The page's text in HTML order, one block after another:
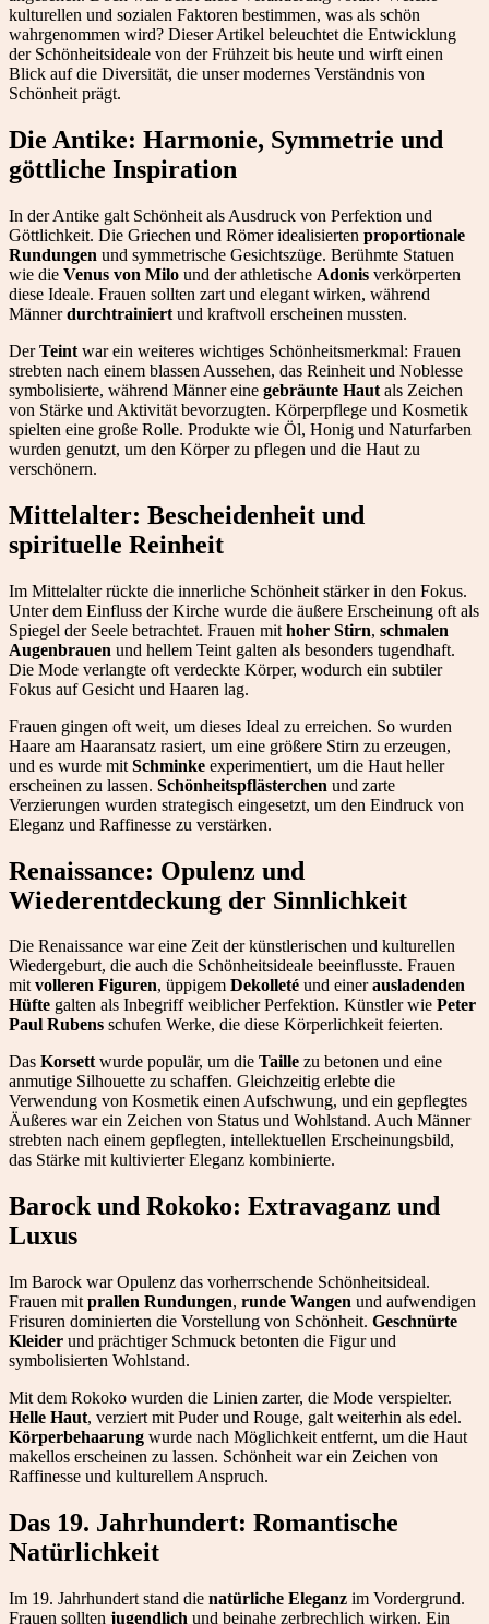
kulturellen und sozialen Faktoren bestimmen, was als schön
wahrgenommen wird? Dieser Artikel beleuchtet die Entwicklung
der Schönheitsideale von der Frühzeit bis heute und wirft einen
Blick auf die Diversität, die unser modernes Verständnis von
Schönheit prägt.
Die Antike: Harmonie, Symmetrie und
göttliche Inspiration
In der Antike galt Schönheit als Ausdruck von Perfektion und
Göttlichkeit. Die Griechen und Römer idealisierten proportionale
Rundungen und symmetrische Gesichtszüge. Berühmte Statuen
wie die Venus von Milo und der athletische Adonis verkörperten
diese Ideale. Frauen sollten zart und elegant wirken, während
Männerdurchtrainiert und kraftvoll erscheinen mussten.
DerTeint war ein weiteres wichtiges Schönheitsmerkmal: Frauen
strebten nach einem blassen Aussehen, das Reinheit und Noblesse
symbolisierte, während Männer eine gebräunte Haut als Zeichen
von Stärke und Aktivität bevorzugten. Körperpflege und Kosmetik
spielten eine große Rolle. Produkte wie Öl, Honig und Naturfarben
wurden genutzt, um den Körper zu pflegen und die Haut zu
verschönern.
Mittelalter: Bescheidenheit und
spirituelle Reinheit
Im Mittelalter rückte die innerliche Schönheit stärker in den Fokus.
Unter dem Einfluss der Kirche wurde die äußere Erscheinung oft als
Spiegel der Seele betrachtet. Frauen mit hoher Stirn, schmalen
Augenbrauen und hellem Teint galten als besonders tugendhaft.
Die Mode verlangte oft verdeckte Körper, wodurch ein subtiler
Fokus auf Gesicht und Haaren lag.
Frauen gingen oft weit, um dieses Ideal zu erreichen. So wurden
Haare am Haaransatz rasiert, um eine größere Stirn zu erzeugen,
und es wurde mit Schminke experimentiert, um die Haut heller
erscheinen zu lassen. Schönheitspflästerchen und zarte
Verzierungen wurden strategisch eingesetzt, um den Eindruck von
Eleganz und Raffinesse zu verstärken.
Renaissance: Opulenz und
Wiederentdeckung der Sinnlichkeit
Die Renaissance war eine Zeit der künstlerischen und kulturellen
Wiedergeburt, die auch die Schönheitsideale beeinflusste. Frauen
mitvolleren Figuren, üppigem Dekolleté und einerausladenden
Hüfte galten als Inbegriff weiblicher Perfektion. Künstler wie Peter
Paul Rubens schufen Werke, die diese Körperlichkeit feierten.
Das Korsettwurde populär, um die Taille zu betonen und eine
anmutige Silhouette zu schaffen. Gleichzeitig erlebte die
Verwendung von Kosmetik einen Aufschwung, und ein gepflegtes
Äußeres war ein Zeichen von Status und Wohlstand. Auch Männer
strebten nach einem gepflegten, intellektuellen Erscheinungsbild,
das Stärke mit kultivierter Eleganz kombinierte.
Barock und Rokoko: Extravaganz und
Luxus
Im Barock war Opulenz das vorherrschende Schönheitsideal.
Frauen mit prallen Rundungen, runde Wangen und aufwendigen
Frisuren dominierten die Vorstellung von Schönheit. Geschnürte
Kleider und prächtiger Schmuck betonten die Figur und
symbolisierten Wohlstand.
Mit dem Rokoko wurden die Linien zarter, die Mode verspielter.
Helle Haut, verziert mit Puder und Rouge, galt weiterhin als edel.
Körperbehaarung wurde nach Möglichkeit entfernt, um die Haut
makellos erscheinen zu lassen. Schönheit war ein Zeichen von
Raffinesse und kulturellem Anspruch.
Das 19. Jahrhundert: Romantische
Natürlichkeit
Im 19. Jahrhundert stand die natürliche Eleganz im Vordergrund.
Frauen sollten jugendlich und beinahe zerbrechlich wirken. Ein